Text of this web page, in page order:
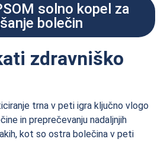
solno kopel za
bolečin
zdravniško
trna v peti igra ključno vlogo
in preprečevanju nadaljnjih
kot so ostra bolečina v peti